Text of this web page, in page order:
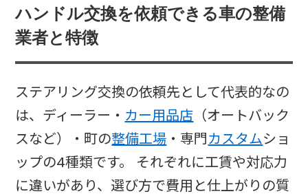
ハンドル交換を依頼できる車の整備
業者と特徴
ステアリング交換の依頼先として代表的なの
は、ディーラー・ カー用品店 （オートバック
スなど）・町の整備工場 ・専門カスタムショ
ップの4種類です。 それぞれに工賃や対応力
に違いがあり、選び方で費用と仕上がりの質